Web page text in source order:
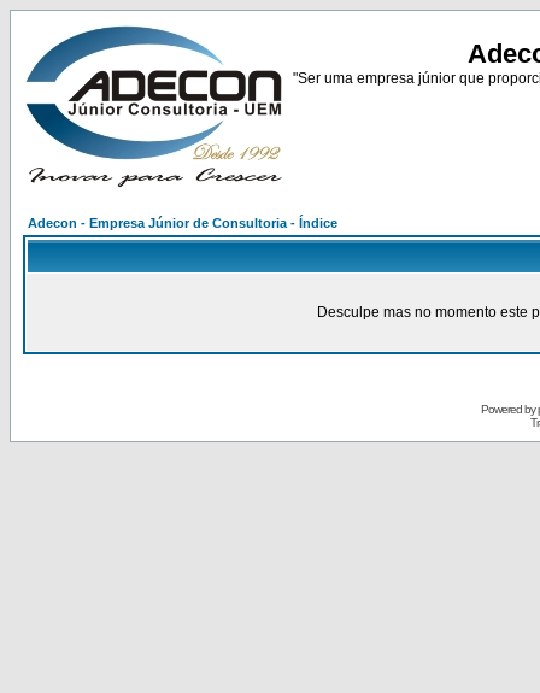
"Ser uma empresa júnior que
Adecon - Empresa Júnior de Consultoria - Índice
Desculpe mas no momento este
Powered by